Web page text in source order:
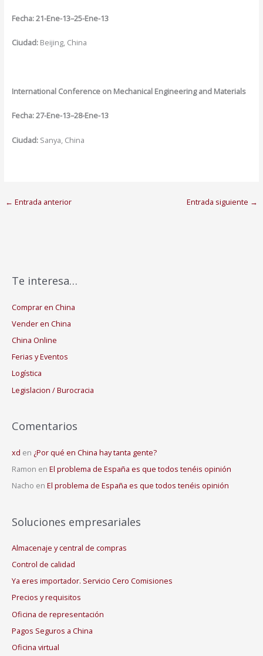
Fecha: 21-Ene-13–25-Ene-13
Ciudad:Beijing, China
International Conference on Mechanical Engineering and Materials
Fecha:27-Ene-13–28-Ene-13
Ciudad: Sanya, China
← Entrada anterior Entrada siguiente →
Te interesa…
Comprar en China
Vender en China
China Online
Ferias y Eventos
Logística
Legislacion / Burocracia
Comentarios
xd en ¿Por qué en China hay tanta gente?
Ramon en El problema de España es que todos tenéis opinión
Nacho en El problema de España es que todos tenéis opinión
Soluciones empresariales
Almacenaje y central de compras
Control de calidad
Ya eres importador. Servicio Cero Comisiones
Precios y requisitos
Oficina de representación
Pagos Seguros a China
Oficina virtual